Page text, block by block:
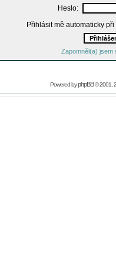
Heslo:
Přihlásit mě automaticky
Zapomněl(a) jsem
Powered byphpBB© 2001,